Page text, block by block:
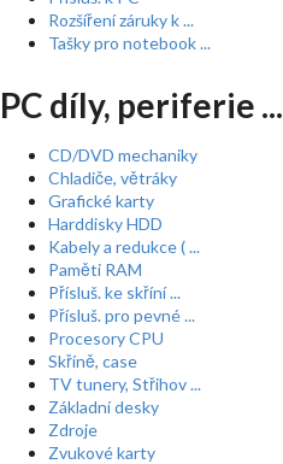
Rozšíření záruky k ...
Tašky pro notebook ...
PC díly, periferie ...
CD/DVD mechaniky
Chladiče, větráky
Grafické karty
Harddisky HDD
Kabely a redukce ( ...
Paměti RAM
Přísluš. ke skříní ...
Přísluš. pro pevné ...
Procesory CPU
Skříně, case
TV tunery, Střihov ...
Základní desky
Zdroje
Zvukové karty